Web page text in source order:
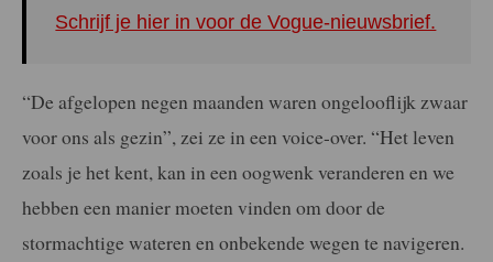
Schrijf je hier in voor de Vogue-nieuwsbrief.
“De afgelopen negen maanden waren ongelooflijk zwaar
voor ons als gezin”, zei ze in een voice-over. “Het leven
zoals je het kent, kan in een oogwenk veranderen en we
hebben een manier moeten vinden om door de
stormachtige wateren en onbekende wegen te navigeren.